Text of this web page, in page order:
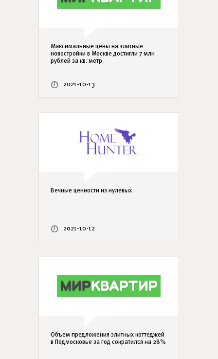
Максимальные цены на элитные
новостройки в Москве достигли 7 млн
рублей за кв. метр
2021-10-13
Вечные ценности из нулевых
2021-10-12
Объем предложения элитных коттеджей
в Подмосковье за год сократился на 28%